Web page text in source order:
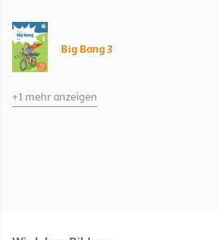
Big Bang 3
Big Bang 3
Kapitel Kapitel 15 Stromstärke,
+1 mehr anzeigen